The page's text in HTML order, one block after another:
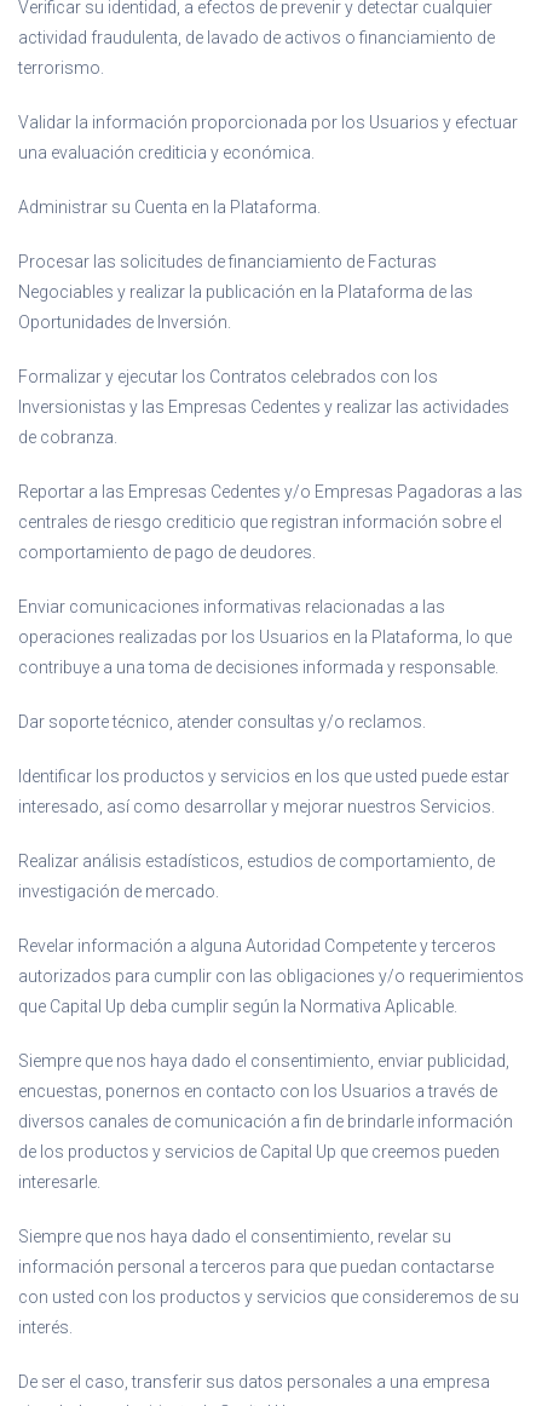
Verificar su identidad, a efectos de prevenir y detectar cualquier
actividad fraudulenta, de lavado de activos o financiamiento de
terrorismo.
Validar la información proporcionada por los Usuarios y efectuar
una evaluación crediticia y económica.
Administrar su Cuenta en la Plataforma.
Procesar las solicitudes de financiamiento de Facturas
Negociables y realizar la publicación en la Plataforma de las
Oportunidades de Inversión.
Formalizar y ejecutar los Contratos celebrados con los
Inversionistas y las Empresas Cedentes y realizar las actividades
de cobranza.
Reportar a las Empresas Cedentes y/o Empresas Pagadoras a las
centrales de riesgo crediticio que registran información sobre el
comportamiento de pago de deudores.
Enviar comunicaciones informativas relacionadas a las
operaciones realizadas por los Usuarios en la Plataforma, lo que
contribuye a una toma de decisiones informada y responsable.
Dar soporte técnico, atender consultas y/o reclamos.
Identificar los productos y servicios en los que usted puede estar
interesado, así como desarrollar y mejorar nuestros Servicios.
Realizar análisis estadísticos, estudios de comportamiento, de
investigación de mercado.
Revelar información a alguna Autoridad Competente y terceros
autorizados para cumplir con las obligaciones y/o requerimientos
que Capital Up deba cumplir según la Normativa Aplicable.
Siempre que nos haya dado el consentimiento, enviar publicidad,
encuestas, ponernos en contacto con los Usuarios a través de
diversos canales de comunicación a fin de brindarle información
de los productos y servicios de Capital Up que creemos pueden
interesarle.
Siempre que nos haya dado el consentimiento, revelar su
información personal a terceros para que puedan contactarse
con usted con los productos y servicios que consideremos de su
interés.
De ser el caso, transferir sus datos personales a una empresa